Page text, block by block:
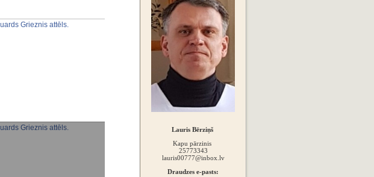
Lauris Bērziņš
Kapu pārzinis
25773343
lauris00777@inbox.lv
Draudzes e-pasts: